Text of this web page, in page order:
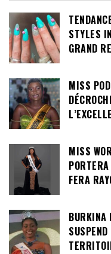
STYLES
GRAND
MISS
MISS
FERA
BURKINA